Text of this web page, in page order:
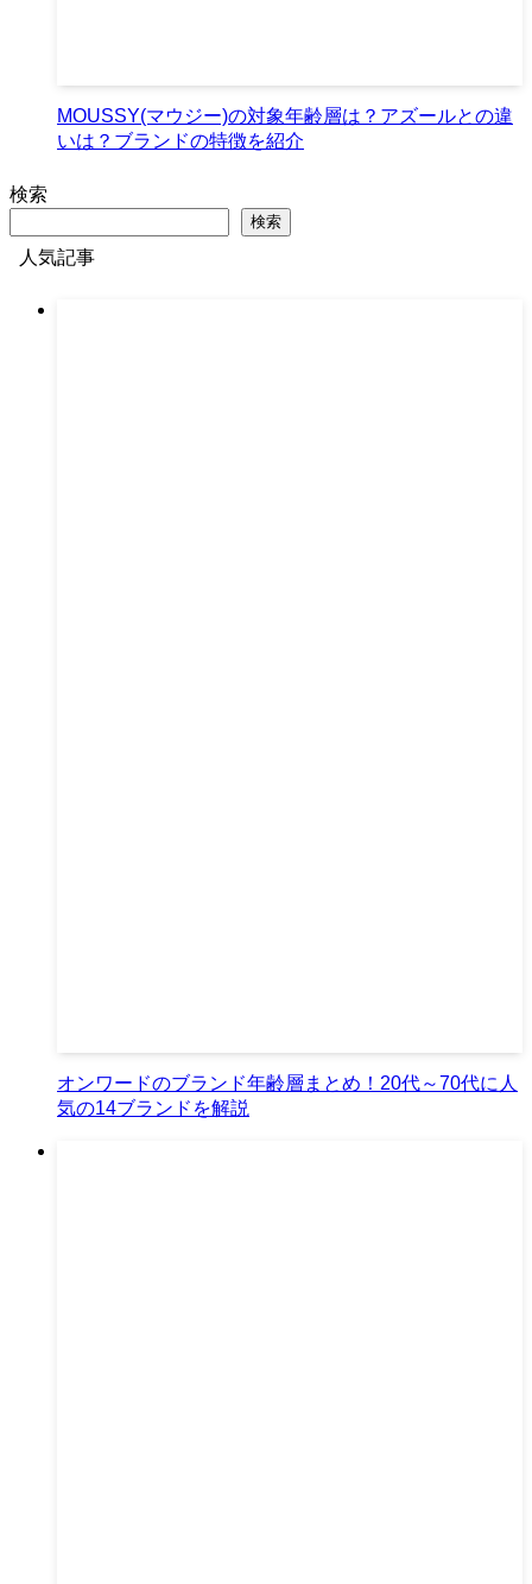
MOUSSY(マウジー)の対象年齢層は？アズールとの違
いは？ブランドの特徴を紹介
検索
検索
人気記事
オンワードのブランド年齢層まとめ！20代～70代に人
気の14ブランドを解説